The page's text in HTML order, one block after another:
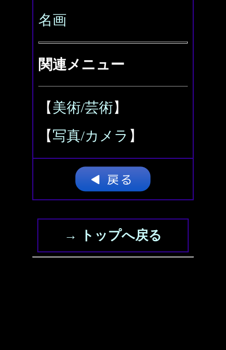
名画
関連メニュー
【美術/芸術】
【写真/カメラ 】
→ トップへ戻る